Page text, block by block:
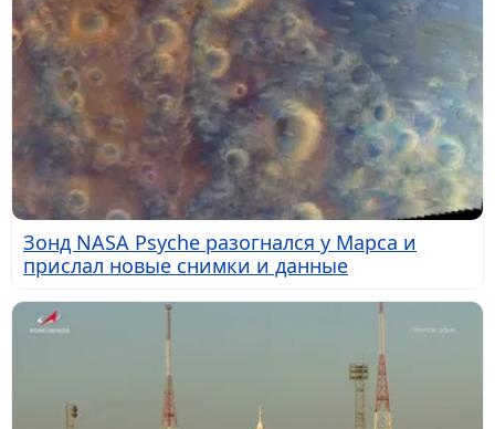
Зонд NASA Psyche разогнался у Марса и
прислал новые снимки и данные